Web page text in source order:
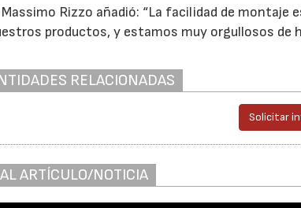
Rizzo añadió: “La facilidad de montaje
productos, y estamos muy orgullosos de
RELACIONADAS
Solicitar
ARTÍCULO/NOTICIA